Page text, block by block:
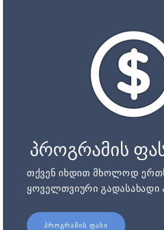
პროგრამის
თქვენ იხდით მხოლოდ
ყოველთვიური გადასახადი
ᲞᲠᲝᲒᲠᲐᲛᲘᲡ ᲤᲐᲡᲘ